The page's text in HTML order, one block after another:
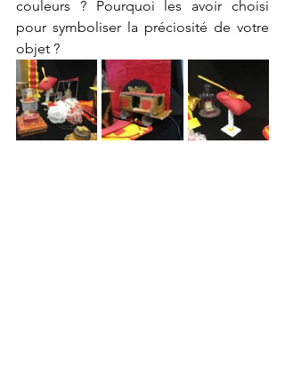
couleurs ? Pourquoi les avoir choisi
pour symboliser la préciosité de votre
objet ?